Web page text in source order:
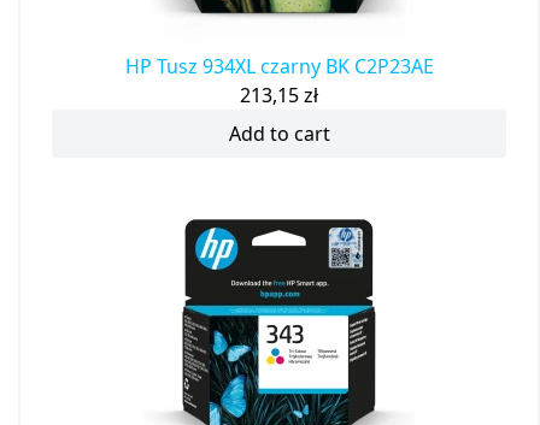
HP Tusz 934XL czarny BK C2P23AE
213,15zł
Add to cart